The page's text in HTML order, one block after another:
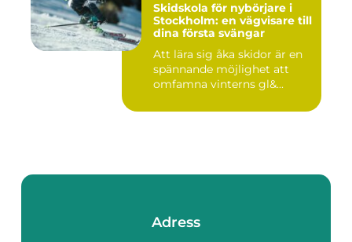
Skidskola för nybörjare i
Stockholm: en vägvisare till
dina första svängar
Att lära sig åka skidor är en
spännande möjlighet att
omfamna vinterns gl&...
Adress